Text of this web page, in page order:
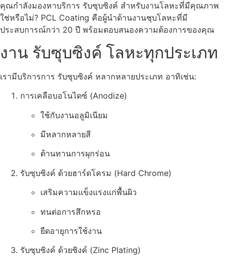
คุณกำลังมองหาบริการ รับซุบซิงค์ สำหรับงานโลหะที่มีคุณภาพ
ใช่หรือไม่? PCL Coating คือผู้นำด้านงานชุบโลหะที่มี
ประสบการณ์กว่า 20 ปี พร้อมตอบสนองความต้องการของคุณ
งาน รับซุบซิงค์ โลหะทุกประเภท
เรามีบริการการ รับซุบซิงค์ หลากหลายประเภท อาทิเช่น:
การเคลือบอโนไดซ์ (Anodize)
ใช้กับงานอลูมิเนียม
มีหลากหลายสี
ต้านทานการผุกร่อน
รับซุบซิงค์ ด้วยฮาร์ดโครม (Hard Chrome)
เสริมความแข็งแรงแก่พื้นผิว
ทนต่อการสึกหรอ
ยืดอายุการใช้งาน
รับซุบซิงค์ ด้วยซิงค์ (Zinc Plating)